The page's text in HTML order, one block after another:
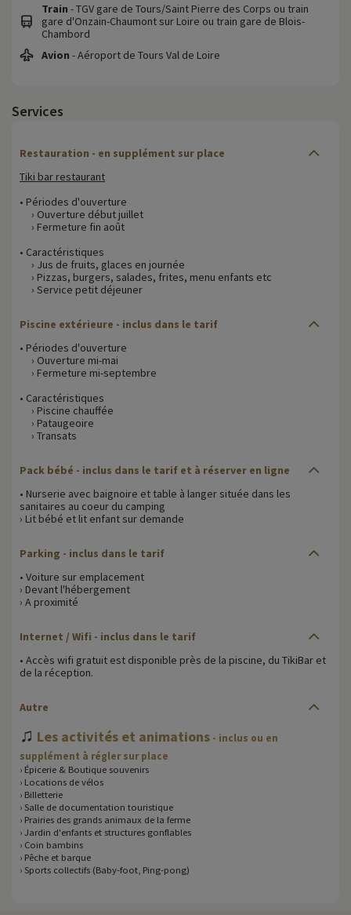
Train - TGV gare de Tours/Saint Pierre des Corps ou train
gare d'Onzain-Chaumont sur Loire ou train gare de Blois-
Chambord
Avion - Aéroport de Tours Val de Loire
Services
Restauration - en supplément sur place
Tiki bar restaurant
• Périodes d'ouverture
› Ouverture début juillet
› Fermeture fin août
• Caractéristiques
› Jus de fruits, glaces en journée
› Pizzas, burgers, salades, frites, menu enfants etc
› Service petit déjeuner
Piscine extérieure - inclus dans le tarif
• Périodes d'ouverture
› Ouverture mi-mai
› Fermeture mi-septembre
• Caractéristiques
› Piscine chauffée
› Pataugeoire
› Transats
Pack bébé - inclus dans le tarif et à réserver en ligne
• Nurserie avec baignoire et table à langer située dans les
sanitaires au coeur du camping
› Lit bébé et lit enfant sur demande
Parking - inclus dans le tarif
• Voiture sur emplacement
› Devant l'hébergement
› A proximité
Internet / Wifi - inclus dans le tarif
• Accès wifi gratuit est disponible près de la piscine, du TikiBar et
de la réception.
Autre
♫ Les activités et animations - inclus ou en
supplément à régler sur place
› Épicerie & Boutique souvenirs
› Locations de vélos
› Billetterie
› Salle de documentation touristique
› Prairies des grands animaux de la ferme
› Jardin d'enfants et structures gonflables
› Coin bambins
› Pêche et barque
› Sports collectifs (Baby-foot, Ping-pong)